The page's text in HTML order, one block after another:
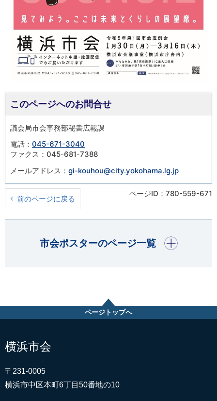
このページへのお問合せ
議会局市会事務部秘書広報課
電話： 045-671-3040
ファクス：045-681-7388
メールアドレス： gi-kouhou@city.yokohama.lg.jp
前のページに戻る
ページID：780-559-671
市会ポスターのページ一覧
開く
ページトップへ
横浜市会
〒231-0005
横浜市中区本町6丁目50番地の10